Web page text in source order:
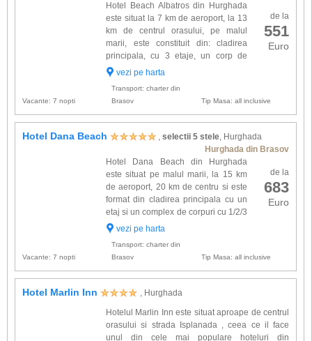
de la
551
Euro
Hotel Beach Albatros din Hurghada
este situat la 7 km de aeroport, la 13
km de centrul orasului, pe malul
marii, este constituit din: cladirea
principala, cu 3 etaje, un corp de
cladire cu 2 etaje si 7 bungalouri cu
cu: aer cond...
vezi pe harta
Vacante: 7 nopti
Transport: charter din
Brasov
Tip Masa: all inclusive
Hotel Dana Beach , selectii 5 stele, Hurghada
Hurghada din Brasov
de la
683
Euro
Hotel Dana Beach din Hurghada
este situat pe malul marii, la 15 km
de aeroport, 20 km de centru si este
format din cladirea principala cu un
etaj si un complex de corpuri cu 1/2/3
etaje si dispune de 736 camere
de par, miniba...
vezi pe harta
Vacante: 7 nopti
Transport: charter din
Brasov
Tip Masa: all inclusive
Hotel Marlin Inn
, Hurghada
Hotelul Marlin Inn este situat aproape de centrul
orasului si strada Isplanada , ceea ce il face
unul din cele mai populare hoteluri din